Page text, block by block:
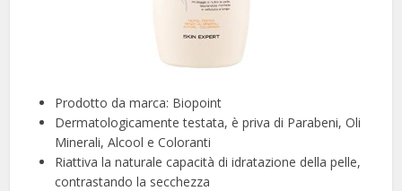
Prodotto da marca: Biopoint
Dermatologicamente testata, è priva di Parabeni, Oli
Minerali, Alcool e Coloranti
Riattiva la naturale capacità di idratazione della pelle,
contrastando la secchezza